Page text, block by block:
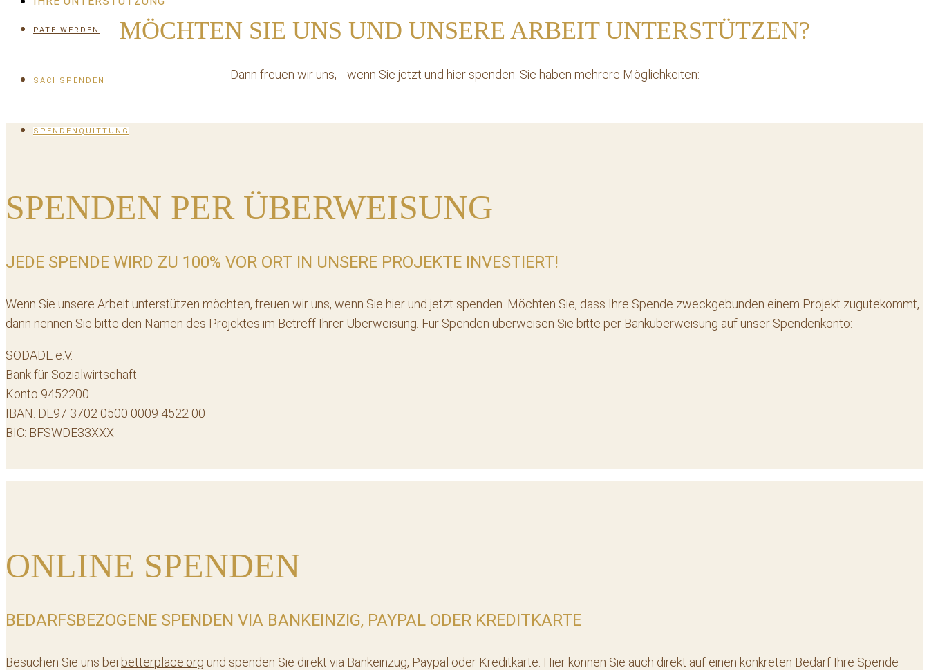
PATE WERDEN
SACHSPENDEN
SPENDENQUITTUNG
MÖCHTEN SIE UNS UND UNSERE ARBEIT UNTERSTÜTZEN?
Dann freuen wir uns, wenn Sie jetzt und hier spenden. Sie haben mehrere Möglichkeiten:
SPENDEN PER ÜBERWEISUNG
JEDE SPENDE WIRD ZU 100% VOR ORT IN UNSERE PROJEKTE INVESTIERT!
Wenn Sie unsere Arbeit unterstützen möchten, freuen wir uns, wenn Sie hier und jetzt spenden. Möchten Sie, dass Ihre Spende zweckgebunden einem Projekt zugutekommt,
dann nennen Sie bitte den Namen des Projektes im Betreff Ihrer Überweisung. Für Spenden überweisen Sie bitte per Banküberweisung auf unser Spendenkonto:
SODADE e.V.
Bank für Sozialwirtschaft
Konto 9452200
IBAN: DE97 3702 0500 0009 4522 00
BIC: BFSWDE33XXX
ONLINE SPENDEN
BEDARFSBEZOGENE SPENDEN VIA BANKEINZIG, PAYPAL ODER KREDITKARTE
Besuchen Sie uns bei betterplace.org und spenden Sie direkt via Bankeinzug, Paypal oder Kreditkarte. Hier können Sie auch direkt auf einen konkreten Bedarf Ihre Spende